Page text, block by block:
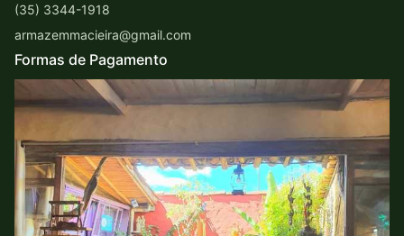
(35) 3344-1918
armazemmacieira@gmail.com
Formas de Pagamento